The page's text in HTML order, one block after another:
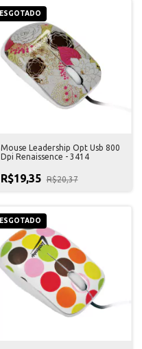
ESGOTADO
Mouse Leadership Opt Usb 800
Dpi Renaissence - 3414
R$19,35 R$20,37
ESGOTADO